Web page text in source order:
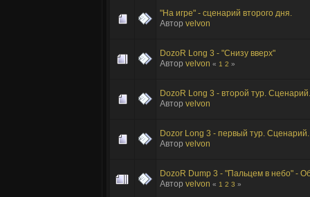
"На игре" - сценарий второго дня.
Автор velvon
DozoR Long 3 - "Снизу вверх"
Автор velvon « 1 2 »
DozoR Long 3 - второй тур. Сценарий.
Автор velvon
Dozor Long 3 - первый тур. Сценарий.
Автор velvon
DozoR Dump 3 - "Пальцем в небо" -
Автор velvon « 1 2 3 »